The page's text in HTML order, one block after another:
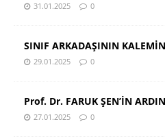
31.01.2025 0
SINIF ARKADAŞININ
29.01.2025 0
Prof. Dr. FARUK ŞEN’İN
27.01.2025 0